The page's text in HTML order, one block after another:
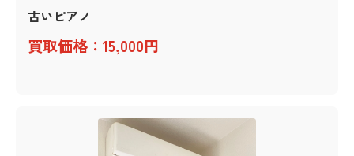
古いピアノ
買取価格：15,000円